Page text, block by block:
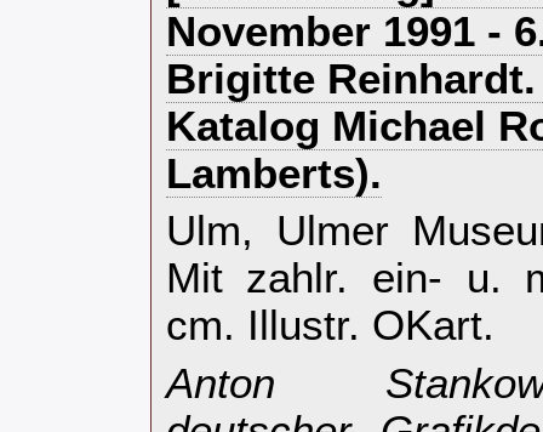
November 1991 -
Brigitte
Katalog Michael
Lamberts).‎
‎Ulm, Ulmer
Mit zahlr. ein- u.
cm. Illustr. OKart.‎
‎Anton